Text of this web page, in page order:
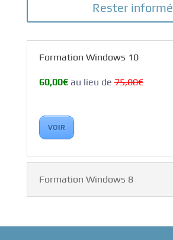
Rester informé
Formation Windows 10
60,00€au lieu de75,00€
VOIR
Formation Windows 8